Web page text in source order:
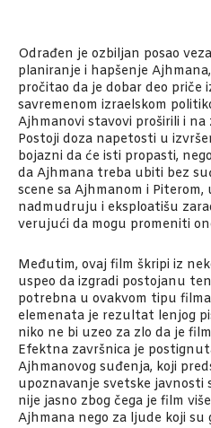
Odrađen je ozbiljan posao
planiranje i hapšenje
pročitao da je dobar deo priče
savremenom izraelskom
Ajhmanovi stavovi proširili i na
Postoji doza napetosti u
bojazni da će isti propasti,
da Ajhmana treba ubiti bez
scene sa Ajhmanom i Piterom,
nadmudruju i eksploatišu
verujući da mogu promeniti
Međutim, ovaj film škripi iz
uspeo da izgradi postojanu
potrebna u ovakvom tipu
elemenata je rezultat lenjog
niko ne bi uzeo za zlo da je
Efektna završnica je
Ajhmanovog suđenja, koji
upoznavanje svetske javnosti
nije jasno zbog čega je film
Ajhmana nego za ljude koji su